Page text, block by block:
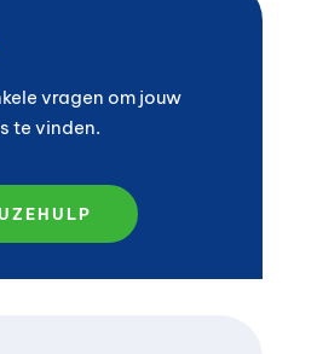
vragen om jouw
te vinden.